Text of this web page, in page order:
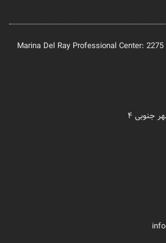
Marina Del Ray Professional Center:
جنوبی ۴